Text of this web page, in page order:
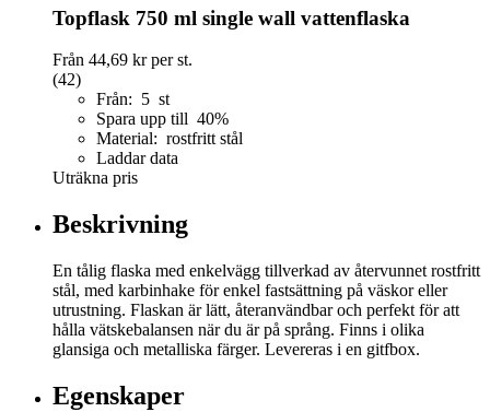
Topflask 750 ml single wall vattenflaska
Från 44,69 krper st.
(42)
Från: 5 st
Spara upp till 40%
Material: rostfritt stål
Laddar data
Uträkna pris
Beskrivning
En tålig flaska med enkelvägg tillverkad av återvunnet rostfritt
stål, med karbinhake för enkel fastsättning på väskor eller
utrustning. Flaskan är lätt, återanvändbar och perfekt för att
hålla vätskebalansen när du är på språng. Finns i olika
glansiga och metalliska färger. Levereras i en gitfbox.
Egenskaper